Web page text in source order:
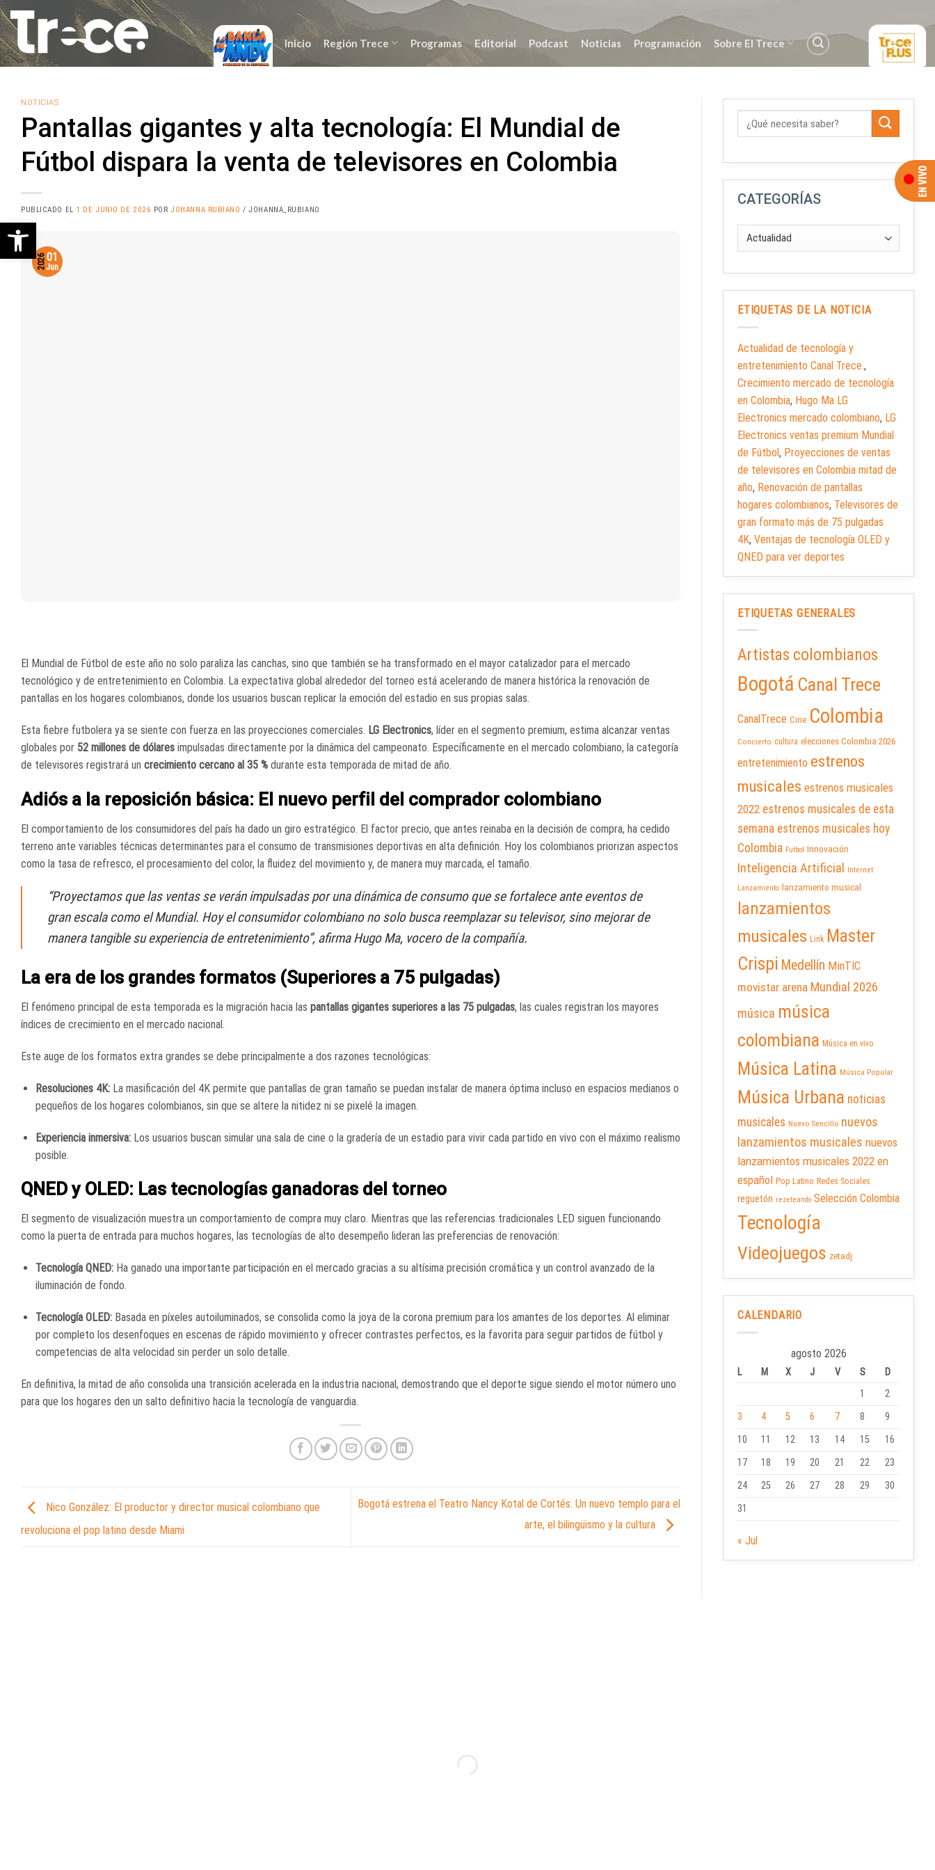
Saltar
al
contenido
Inicio Región Trece Programas Editorial Podcast Noticias Programación Sobre El Trece
NOTICIAS
Pantallas gigantes y alta tecnología: El Mundial de
Fútbol dispara la venta de televisores en Colombia
PUBLICADO EL 1 DE JUNIO DE 2026 PORJOHANNA RUBIANO / JOHANNA_RUBIANO
01
Jun
2026
El Mundial de Fútbol de este año no solo paraliza las canchas, sino que también se ha transformado en el mayor catalizador para el mercado
tecnológico y de entretenimiento en Colombia. La expectativa global alrededor del torneo está acelerando de manera histórica la renovación de
pantallas en los hogares colombianos, donde los usuarios buscan replicar la emoción del estadio en sus propias salas.
Esta fiebre futbolera ya se siente con fuerza en las proyecciones comerciales. LG Electronics, líder en el segmento premium, estima alcanzar ventas
globales por 52 millones de dólares impulsadas directamente por la dinámica del campeonato. Específicamente en el mercado colombiano, la categoría
de televisores registrará un crecimiento cercano al 35 % durante esta temporada de mitad de año.
Adiós a la reposición básica: El nuevo perfil del comprador colombiano
El comportamiento de los consumidores del país ha dado un giro estratégico. El factor precio, que antes reinaba en la decisión de compra, ha cedido
terreno ante variables técnicas determinantes para el consumo de transmisiones deportivas en alta definición. Hoy los colombianos priorizan aspectos
como la tasa de refresco, el procesamiento del color, la fluidez del movimiento y, de manera muy marcada, el tamaño.
“Proyectamos que las ventas se verán impulsadas por una dinámica de consumo que se fortalece ante eventos de
gran escala como el Mundial. Hoy el consumidor colombiano no solo busca reemplazar su televisor, sino mejorar de
manera tangible su experiencia de entretenimiento”, afirma Hugo Ma, vocero de la compañía.
La era de los grandes formatos (Superiores a 75 pulgadas)
El fenómeno principal de esta temporada es la migración hacia las pantallas gigantes superiores a las 75 pulgadas, las cuales registran los mayores
índices de crecimiento en el mercado nacional.
Este auge de los formatos extra grandes se debe principalmente a dos razones tecnológicas:
Resoluciones 4K:La masificación del 4K permite que pantallas de gran tamaño se puedan instalar de manera óptima incluso en espacios medianos o
pequeños de los hogares colombianos, sin que se altere la nitidez ni se pixelé la imagen.
Experiencia inmersiva:Los usuarios buscan simular una sala de cine o la gradería de un estadio para vivir cada partido en vivo con el máximo realismo
posible.
QNED y OLED: Las tecnologías ganadoras del torneo
El segmento de visualización muestra un comportamiento de compra muy claro. Mientras que las referencias tradicionales LED siguen funcionando
como la puerta de entrada para muchos hogares, las tecnologías de alto desempeño lideran las preferencias de renovación:
Tecnología QNED:Ha ganado una importante participación en el mercado gracias a su altísima precisión cromática y un control avanzado de la
iluminación de fondo.
Tecnología OLED:Basada en píxeles autoiluminados, se consolida como la joya de la corona premium para los amantes de los deportes. Al eliminar
por completo los desenfoques en escenas de rápido movimiento y ofrecer contrastes perfectos, es la favorita para seguir partidos de fútbol y
competencias de alta velocidad sin perder un solo detalle.
En definitiva, la mitad de año consolida una transición acelerada en la industria nacional, demostrando que el deporte sigue siendo el motor número uno
para que los hogares den un salto definitivo hacia la tecnología de vanguardia.
Nico González: El productor y director musical colombiano que
revoluciona el pop latino desde Miami
Bogotá estrena el Teatro Nancy Kotal de Cortés: Un nuevo templo para el
arte, el bilingüismo y la cultura
CATEGORÍAS
ETIQUETAS DE LA NOTICIA
Actualidad de tecnología y
entretenimiento Canal Trece.,
Crecimiento mercado de tecnología
en Colombia, Hugo Ma LG
Electronics mercado colombiano, LG
Electronics ventas premium Mundial
de Fútbol, Proyecciones de ventas
de televisores en Colombia mitad de
año, Renovación de pantallas
hogares colombianos, Televisores de
gran formato más de 75 pulgadas
4K, Ventajas de tecnología OLED y
QNED para ver deportes
ETIQUETAS GENERALES
Artistas colombianos
Bogotá Canal Trece
CanalTrece Cine Colombia
Concierto cultura elecciones Colombia 2026
entretenimiento estrenos
musicales estrenos musicales
2022 estrenos musicales de esta
semana estrenos musicales hoy
Colombia Futbol Innovación
Inteligencia Artificial
Internet
Lanzamiento
lanzamiento musical
lanzamientos
musicales Link Master
Crispi Medellín MinTIC
movistar arena Mundial 2026
música música
colombiana Música en vivo
Música Latina Música Popular
Música Urbana noticias
musicales Nuevo Sencillo nuevos
lanzamientos musicales nuevos
lanzamientos musicales 2022 en
español Pop Latino Redes Sociales
reguetón rezeteando Selección Colombia
Tecnología
Videojuegos zetadj
CALENDARIO
agosto 2026
L M X J V S
D
1
2
3
4 5 6 7 8
9
10
11 12 13 14 15
16
17
18 19 20 21 22
23
24
25 26 27 28 29
30
31
« Jul
Abrir barra de herramientas